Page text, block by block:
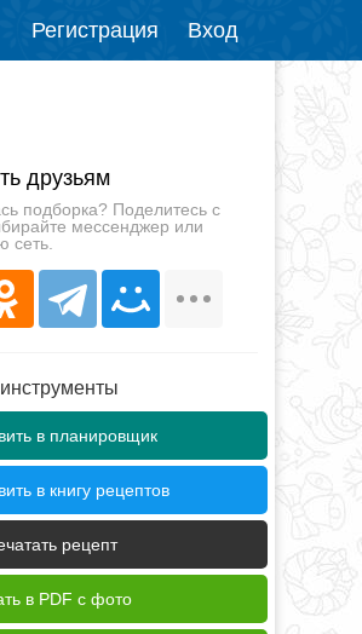
Регистрация Вход
друзьям
подборка? Поделитесь с
мессенджер или
сеть.
в планировщик
в книгу рецептов
рецепт
в PDF с фото